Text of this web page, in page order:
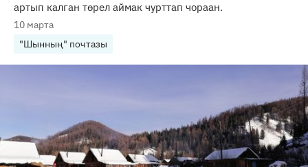
артып калган төрел аймак чурттап чораан.
10 марта
"Шынның" почтазы